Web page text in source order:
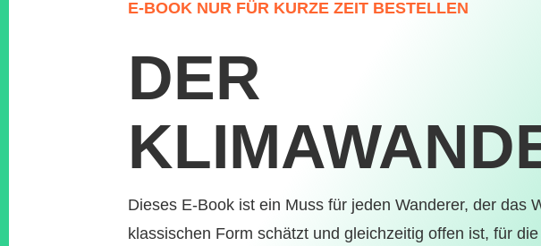
E-BOOK NUR FÜR KURZE ZEIT BESTELLEN
DER
Dieses E-Book ist ein Muss für jeden Wanderer, der das
klassischen Form schätzt und gleichzeitig offen ist, für